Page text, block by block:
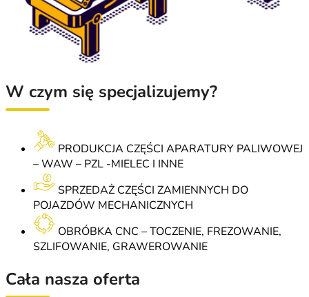
W czym się specjalizujemy?
PRODUKCJA CZĘŚCI APARATURY PALIWOWEJ
– WAW – PZL -MIELEC I INNE
SPRZEDAŻ CZĘŚCI ZAMIENNYCH DO
POJAZDÓW MECHANICZNYCH
OBRÓBKA CNC – TOCZENIE, FREZOWANIE,
SZLIFOWANIE, GRAWEROWANIE
Cała nasza oferta